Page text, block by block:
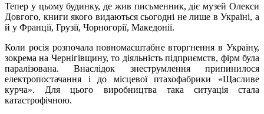
Тепер у цьому будинку, де жив письменник, діє музей Олекси
Довгого, книги якого видаються сьогодні не лише в Україні, а
й у Франції, Грузії, Чорногорії, Македонії.
Коли росія розпочала повномасштабне вторгнення в Україну,
зокрема на Чернігівщину, то діяльність підприємств, фірм була
паралізована. Внаслідок знеструмлення припинилося
електропостачання і до місцевої птахофабрики «Щасливе
курча». Для цього виробництва така ситуація стала
катастрофічною.